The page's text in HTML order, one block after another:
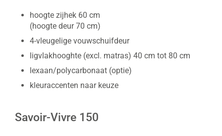
hoogte zijhek 60 cm
(hoogte deur 70 cm)
4-vleugelige vouwschuifdeur
ligvlakhooghte (excl. matras) 40 cm tot 80 cm
lexaan/polycarbonaat (optie)
kleuraccenten naar keuze
Savoir-Vivre 150